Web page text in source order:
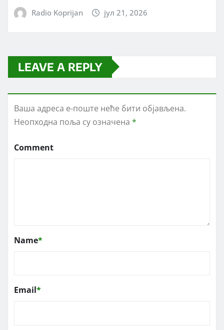
Radio Koprijan јул 21, 2026
LEAVE A REPLY
Ваша адреса е-поште неће бити објављена.
Неопходна поља су означена *
Comment
Name*
Email*